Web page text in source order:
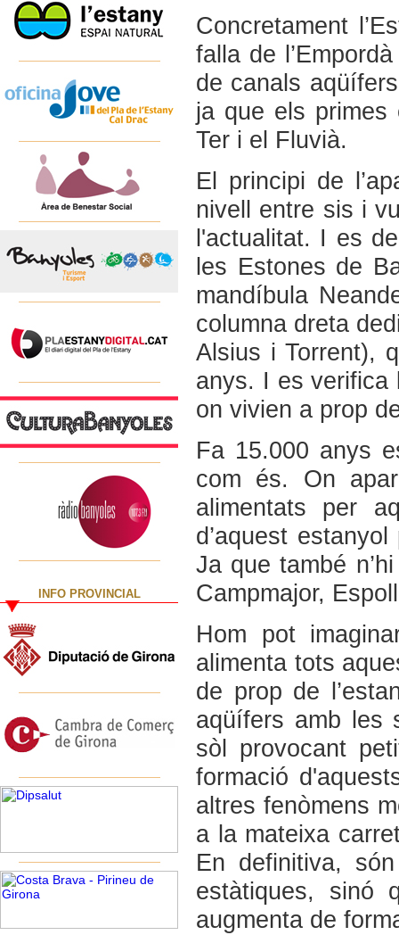
INFO PROVINCIAL
Concretament
falla de
de canals
ja que els primes
Ter i el Fluvià.
El principi de
nivell entre sis i
l'actualitat. I es
les Estones de
mandíbula
columna dreta
Alsius i Torrent),
anys. I es verifica
on vivien a prop
Fa 15.000 anys
com és. On
alimentats per
d’aquest
Ja que també
Campmajor,
Hom pot
alimenta tots
de prop de
aqüífers amb les
sòl provocant
formació
altres fenòmens
a la mateixa
En definitiva,
estàtiques,
augmenta de